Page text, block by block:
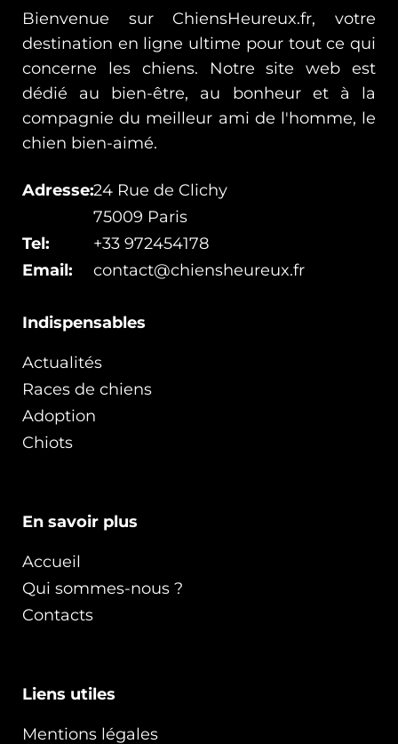
Indispensables
Actualités
Races de chiens
Adoption
Chiots
En savoir plus
Accueil
Qui sommes-nous ?
Contacts
Liens utiles
Mentions légales
Bienvenue sur ChiensHeureux.fr, votre
destination en ligne ultime pour tout ce qui
concerne les chiens. Notre site web est
dédié au bien-être, au bonheur et à la
compagnie du meilleur ami de l'homme, le
chien bien-aimé.
Adresse:24 Rue de Clichy
75009 Paris
Tel:
+33 972454178
Email:
contact@chiensheureux.fr